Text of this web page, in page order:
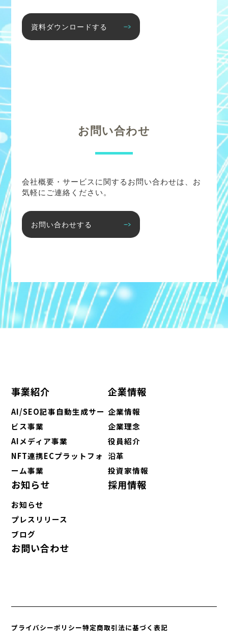
資料ダウンロードする
お問い合わせ
会社概要・サービスに関するお問い合わせは、お
気軽にご連絡ください。
お問い合わせする
事業紹介
AI/SEO記事自動生成サー
ビス事業
AIメディア事業
NFT連携ECプラットフォ
ーム事業
企業情報
企業情報
企業理念
役員紹介
沿革
投資家情報
お知らせ
お知らせ
プレスリリース
ブログ
採用情報
お問い合わせ
プライバシーポリシー特定商取引法に基づく表記